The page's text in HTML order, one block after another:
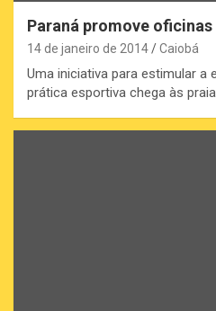
Paraná promove
14 de janeiro de 2014 Caiobá
Uma iniciativa para estimular a
prática esportiva chega às